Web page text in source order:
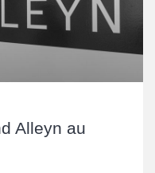
Alleyn au